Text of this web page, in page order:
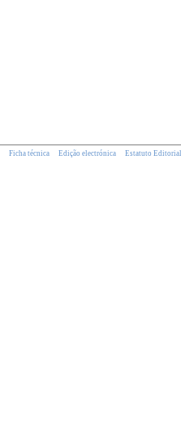
Ficha técnica Edição electrónica Estatuto Editorial